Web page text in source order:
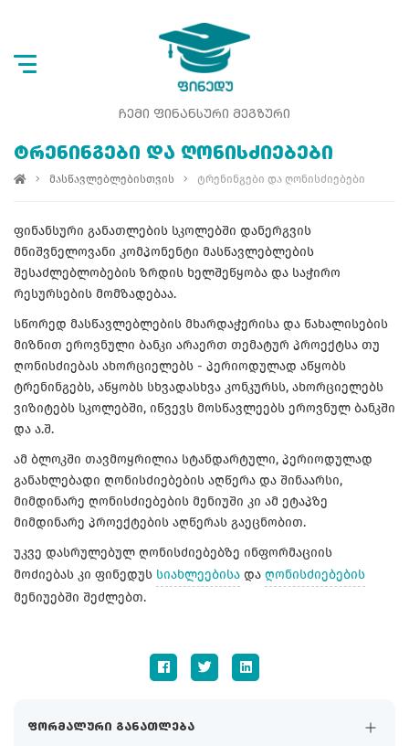
ᲩᲔᲛᲘ ᲤᲘᲜᲐᲜᲡᲣᲠᲘ ᲛᲔᲒᲖᲣᲠᲘ
ფორმალური განათლება
ᲢᲠᲔᲜᲘᲜᲒᲔᲑᲘ ᲓᲐ ᲦᲝᲜᲘᲡᲫᲘᲔᲑᲔᲑᲘ
მასწავლებლებისთვის ტრენინგები და ღონისძიებები
ფინანსური განათლების სკოლებში დანერგვის
მნიშვნელოვანი კომპონენტი მასწავლებლების
შესაძლებლობების ზრდის ხელშეწყობა და საჭირო
რესურსების მომზადებაა.
სწორედ მასწავლებლების მხარდაჭერისა და წახალისების
მიზნით ეროვნული ბანკი არაერთ თემატურ პროექტსა თუ
ღონისძიებას ახორციელებს - პერიოდულად აწყობს
ტრენინგებს, აწყობს სხვადასხვა კონკურსს, ახორციელებს
ვიზიტებს სკოლებში, იწვევს მოსწავლეებს ეროვნულ ბანკში
და ა.შ.
ამ ბლოკში თავმოყრილია სტანდარტული, პერიოდულად
განახლებადი ღონისძიებების აღწერა და შინაარსი,
მიმდინარე ღონისძიებების მენიუში კი ამ ეტაპზე
მიმდინარე პროექტების აღწერას გაეცნობით.
უკვე დასრულებულ ღონისძიებებზე ინფორმაციის
მოძიებას კი ფინედუს სიახლეებისა და ღონისძიებების
მენიუებში შეძლებთ.